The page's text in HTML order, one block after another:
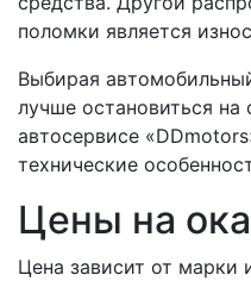
поломки является
Выбирая
лучше остановиться на
автосервисе
технические
Цены на
Цена зависит от марки